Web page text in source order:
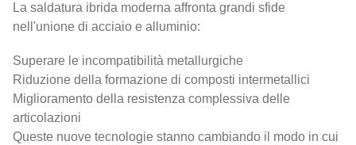
La saldatura ibrida moderna affronta grandi sfide
nell'unione di acciaio e alluminio:
Superare le incompatibilità metallurgiche
Riduzione della formazione di composti intermetallici
Miglioramento della resistenza complessiva delle
articolazioni
Queste nuove tecnologie stanno cambiando il modo in cui